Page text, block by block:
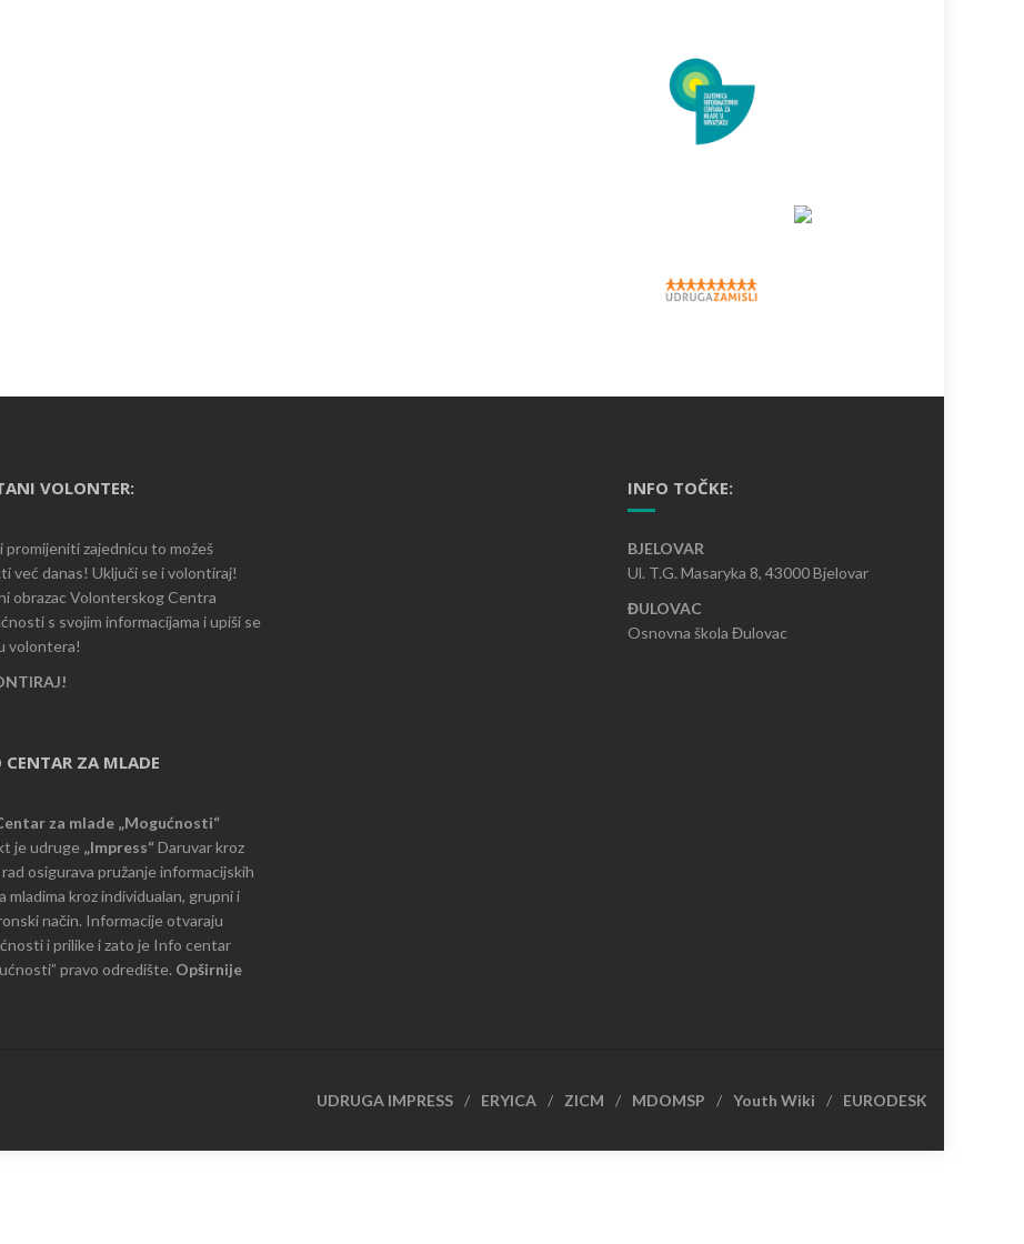
VOLONTER:
promijeniti zajednicu to možeš
već danas! Uključi se i volontiraj!
obrazac Volonterskog Centra
s svojim informacijama i upiši se
volontera!
CENTAR ZA MLADE
za mlade „Mogućnosti“
je udruge „Impress“Daruvar kroz
osigurava pružanje informacijskih
mladima kroz individualan, grupni i
način. Informacije otvaraju
i prilike i zato je Info centar
pravo odredište. Opširnije
INFO TOČKE:
BJELOVAR
Ul. T.G. Masaryka 8, 43000 Bjelovar
ĐULOVAC
Osnovna škola Đulovac
UDRUGA IMPRESS ERYICA ZICM MDOMSP Youth Wiki EURODESK